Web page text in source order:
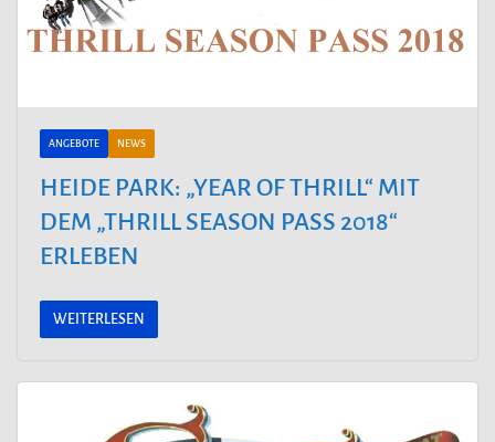
ANGEBOTE NEWS
HEIDE PARK: „YEAR OF THRILL“ MIT
DEM „THRILL SEASON PASS 2018“
ERLEBEN
WEITERLESEN